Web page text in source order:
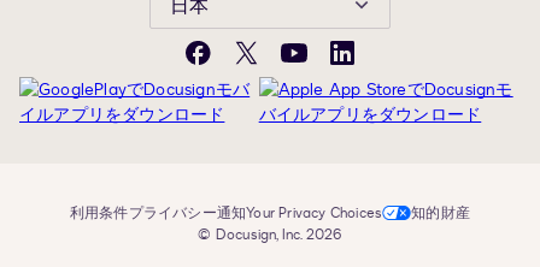
日本
Facebook
X(旧
Twitter)
YouTubeLinkedIn
利用条件プライバシー通知Your Privacy Choices
知的財産
© Docusign, Inc. 2026